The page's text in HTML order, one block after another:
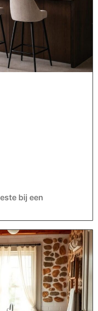
bij een